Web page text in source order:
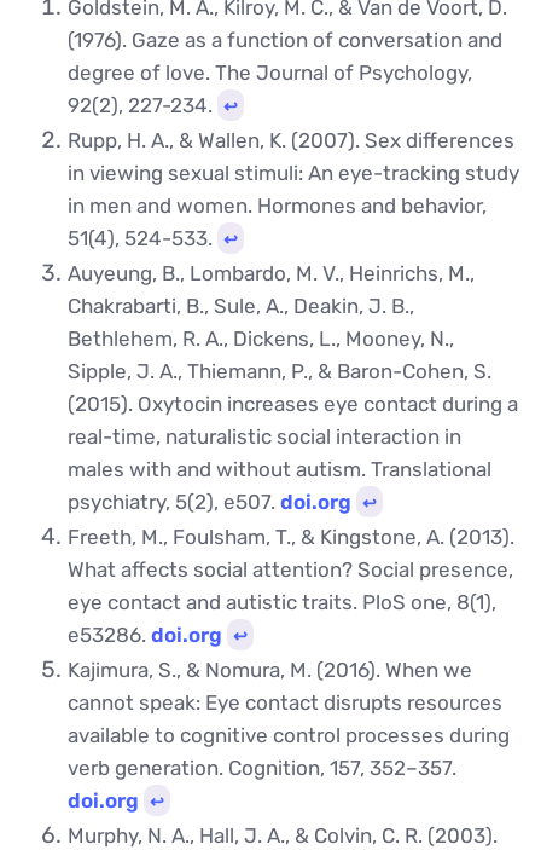
Goldstein, M. A., Kilroy, M. C., & Van de Voort, D.
(1976). Gaze as a function of conversation and
degree of love. The Journal of Psychology,
92(2), 227-234. ↩︎
Rupp, H. A., & Wallen, K. (2007). Sex differences
in viewing sexual stimuli: An eye-tracking study
in men and women. Hormones and behavior,
51(4), 524-533. ↩︎
Auyeung, B., Lombardo, M. V., Heinrichs, M.,
Chakrabarti, B., Sule, A., Deakin, J. B.,
Bethlehem, R. A., Dickens, L., Mooney, N.,
Sipple, J. A., Thiemann, P., & Baron-Cohen, S.
(2015). Oxytocin increases eye contact during a
real-time, naturalistic social interaction in
males with and without autism. Translational
psychiatry, 5(2), e507. doi.org ↩︎
Freeth, M., Foulsham, T., & Kingstone, A. (2013).
What affects social attention? Social presence,
eye contact and autistic traits. PloS one, 8(1),
e53286. doi.org ↩︎
Kajimura, S., & Nomura, M. (2016). When we
cannot speak: Eye contact disrupts resources
available to cognitive control processes during
verb generation. Cognition, 157, 352–357.
doi.org ↩︎
Murphy, N. A., Hall, J. A., & Colvin, C. R. (2003).